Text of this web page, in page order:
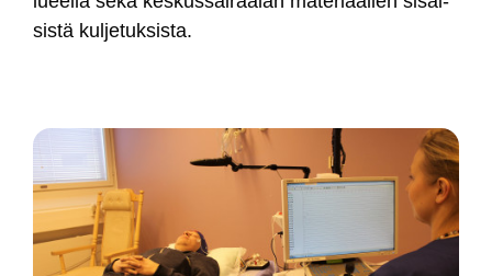
sis­tä kul­je­tuk­sis­ta.